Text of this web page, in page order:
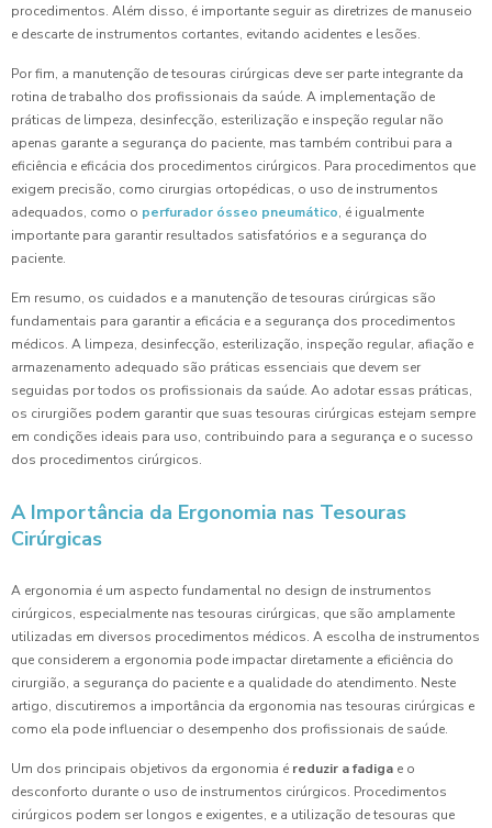
procedimentos. Além disso, é importante seguir as diretrizes de manuseio
e descarte de instrumentos cortantes, evitando acidentes e lesões.
Por fim, a manutenção de tesouras cirúrgicas deve ser parte integrante da
rotina de trabalho dos profissionais da saúde. A implementação de
práticas de limpeza, desinfecção, esterilização e inspeção regular não
apenas garante a segurança do paciente, mas também contribui para a
eficiência e eficácia dos procedimentos cirúrgicos. Para procedimentos que
exigem precisão, como cirurgias ortopédicas, o uso de instrumentos
adequados, como o perfurador ósseo pneumático, é igualmente
importante para garantir resultados satisfatórios e a segurança do
paciente.
Em resumo, os cuidados e a manutenção de tesouras cirúrgicas são
fundamentais para garantir a eficácia e a segurança dos procedimentos
médicos. A limpeza, desinfecção, esterilização, inspeção regular, afiação e
armazenamento adequado são práticas essenciais que devem ser
seguidas por todos os profissionais da saúde. Ao adotar essas práticas,
os cirurgiões podem garantir que suas tesouras cirúrgicas estejam sempre
em condições ideais para uso, contribuindo para a segurança e o sucesso
dos procedimentos cirúrgicos.
A Importância da Ergonomia nas Tesouras
Cirúrgicas
A ergonomia é um aspecto fundamental no design de instrumentos
cirúrgicos, especialmente nas tesouras cirúrgicas, que são amplamente
utilizadas em diversos procedimentos médicos. A escolha de instrumentos
que considerem a ergonomia pode impactar diretamente a eficiência do
cirurgião, a segurança do paciente e a qualidade do atendimento. Neste
artigo, discutiremos a importância da ergonomia nas tesouras cirúrgicas e
como ela pode influenciar o desempenho dos profissionais de saúde.
Um dos principais objetivos da ergonomia é reduzir a fadiga e o
desconforto durante o uso de instrumentos cirúrgicos. Procedimentos
cirúrgicos podem ser longos e exigentes, e a utilização de tesouras que